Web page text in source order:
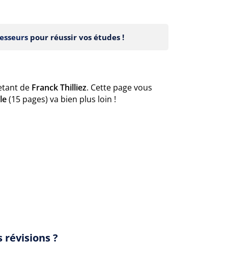
pour réussir vos études !
de Franck Thilliez. Cette page vous
(15 pages) va bien plus loin !
révisions ?